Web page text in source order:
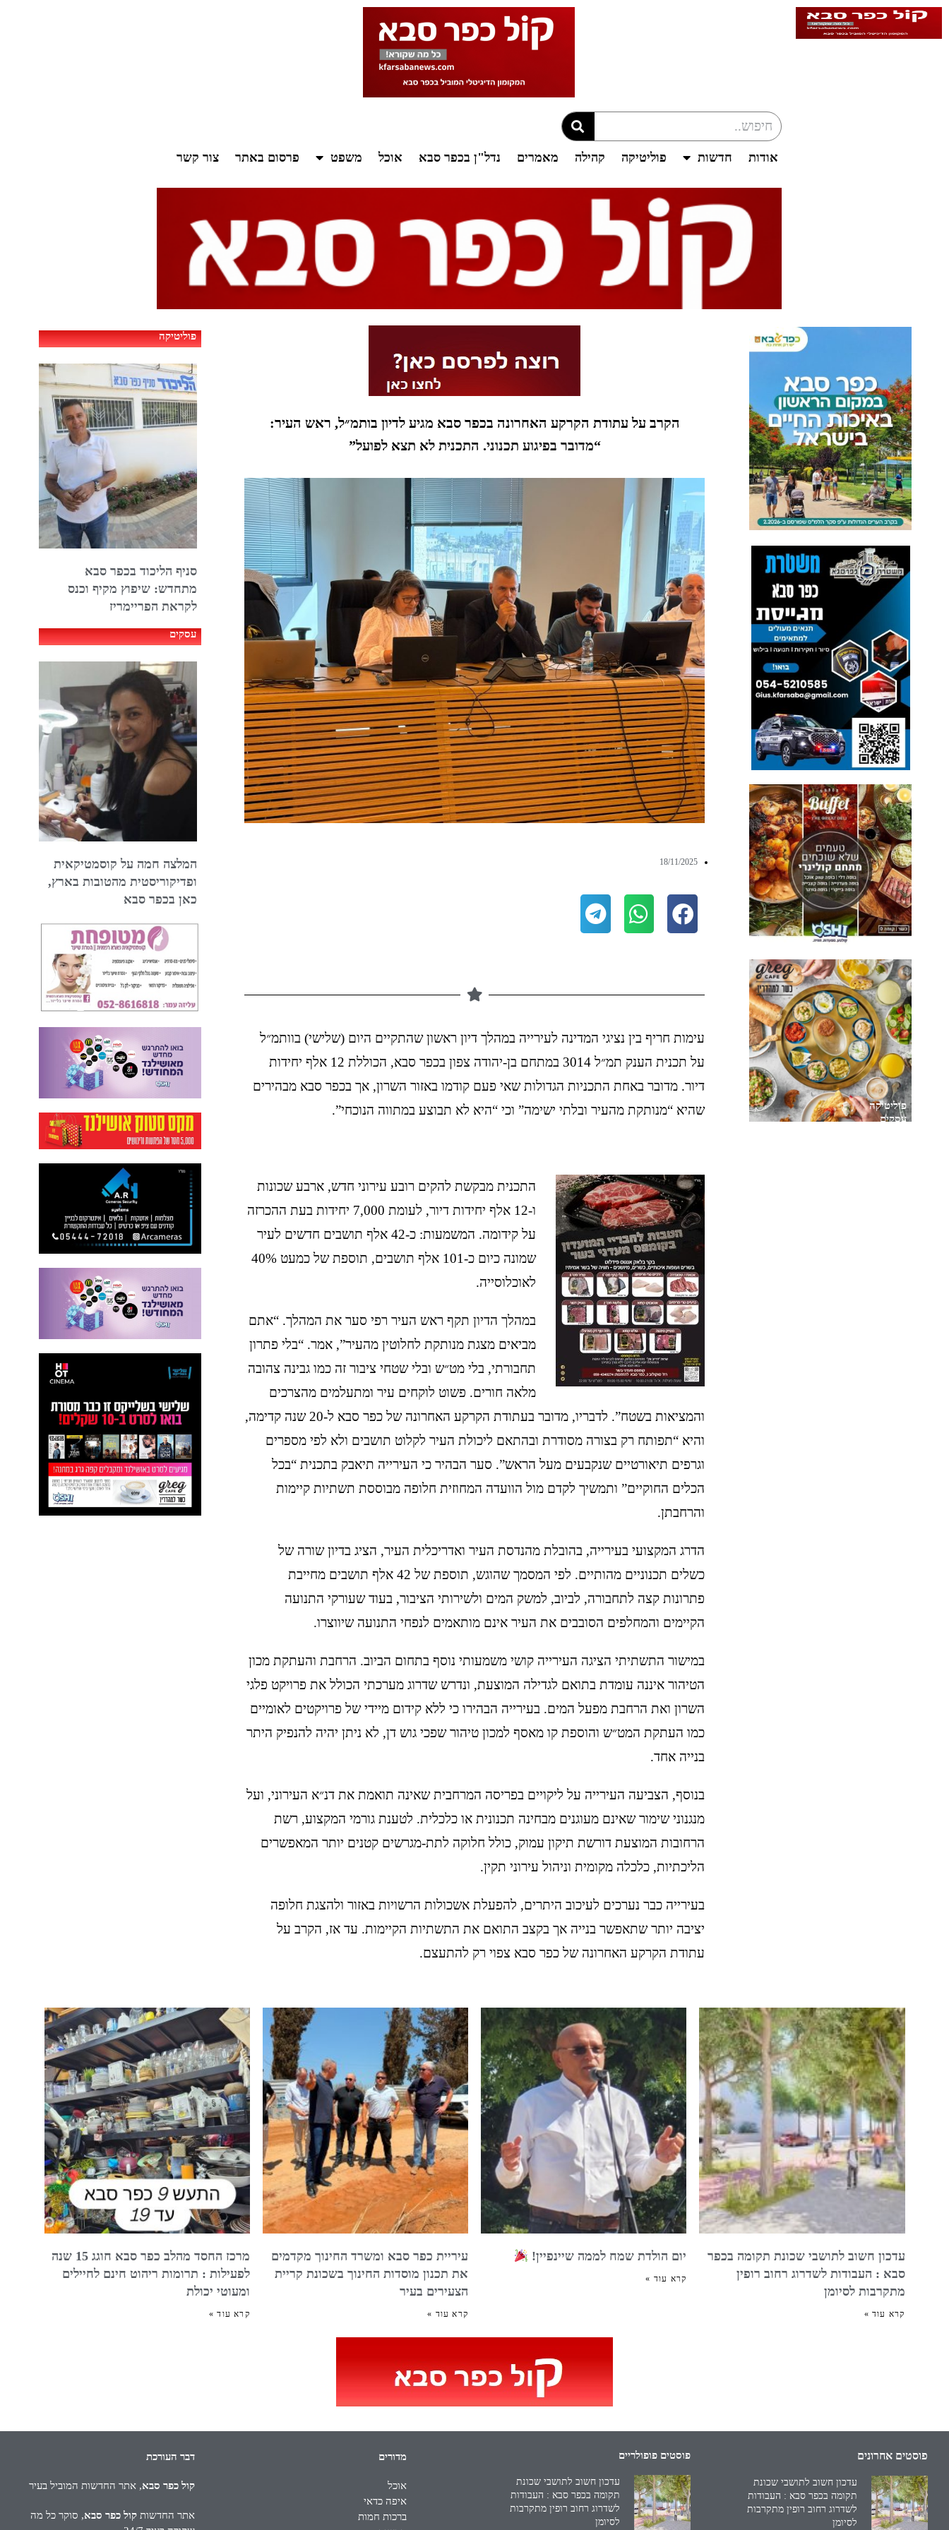
אודות חדשות פוליטיקה קהילה מאמרים נדל"ן בכפר סבא אוכל משפט פרסום באתר צור קשר
פוליטיקה
עסקים
הקרב על עתודת הקרקע האחרונה בכפר סבא מגיע לדיון בותמ״ל, ראש העיר:
“מדובר בפיגוע תכנוני. התכנית לא תצא לפועל”
18/11/2025
עימות חריף בין נציגי המדינה לעירייה במהלך דיון ראשון שהתקיים היום (שלישי) בוותמ״ל
על תכנית הענק תמ״ל 3014 במתחם בן-יהודה צפון בכפר סבא, הכוללת 12 אלף יחידות
דיור. מדובר באחת התכניות הגדולות שאי פעם קודמו באזור השרון, אך בכפר סבא מבהירים
שהיא “מנותקת מהעיר ובלתי ישימה” וכי “היא לא תבוצע במתווה הנוכחי”.
התכנית מבקשת להקים רובע עירוני חדש, ארבע שכונות
ו-12 אלף יחידות דיור, לעומת 7,000 יחידות בעת ההכרזה
על קידומה. המשמעות: כ-42 אלף תושבים חדשים לעיר
שמונה כיום כ-101 אלף תושבים, תוספת של כמעט 40%
לאוכלוסייה.
במהלך הדיון תקף ראש העיר רפי סער את המהלך. “אתם
מביאים מצגת מנותקת לחלוטין מהעיר”, אמר. “בלי פתרון
תחבורתי, בלי מט״ש ובלי שטחי ציבור זה כמו גבינה צהובה
מלאה חורים. פשוט לוקחים עיר ומתעלמים מהצרכים
והמציאות בשטח”. לדבריו, מדובר בעתודת הקרקע האחרונה של כפר סבא ל-20 שנה קדימה,
והיא “תפותח רק בצורה מסודרת ובהתאם ליכולת העיר לקלוט תושבים ולא לפי מספרים
וגרפים תיאורטיים שנקבעים מעל הראש”. סער הבהיר כי העירייה תיאבק בתכנית “בכל
הכלים החוקיים” ותמשיך לקדם מול הוועדה המחוזית חלופה מבוססת תשתיות קיימות
והרחבתן.
הדרג המקצועי בעירייה, בהובלת מהנדסת העיר ואדריכלית העיר, הציג בדיון שורה של
כשלים תכנוניים מהותיים. לפי המסמך שהוגש, תוספת של 42 אלף תושבים מחייבת
פתרונות קצה לתחבורה, לביוב, למשק המים ולשירותי הציבור, בעוד שעורקי התנועה
הקיימים והמחלפים הסובבים את העיר אינם מותאמים לנפחי התנועה שיווצרו.
במישור התשתיתי הציגה העירייה קושי משמעותי נוסף בתחום הביוב. הרחבת והעתקת מכון
הטיהור איננה עומדת בתואם לגדילה המוצעת, ונדרש שדרוג מערכתי הכולל את פרויקט פלגי
השרון ואת הרחבת מפעל המים. בעירייה הבהירו כי ללא קידום מיידי של פרויקטים לאומיים
כמו העתקת המט״ש והוספת קו מאסף למכון טיהור שפכי גוש דן, לא ניתן יהיה להנפיק היתר
בנייה אחד.
בנוסף, הצביעה העירייה על ליקויים בפריסה המרחבית שאינה תואמת את דנ״א העירוני, ועל
מנגנוני שימור שאינם מעוגנים מבחינה תכנונית או כלכלית. לטענת גורמי המקצוע, רשת
הרחובות המוצעת דורשת תיקון עמוק, כולל חלוקה לתת-מגרשים קטנים יותר המאפשרים
הליכתיות, כלכלה מקומית וניהול עירוני תקין.
בעירייה כבר נערכים לעיכוב היתרים, להפעלת אשכולות הרשויות באזור ולהצגת חלופה
יציבה יותר שתאפשר בנייה אך בקצב התואם את התשתיות הקיימות. עד אז, הקרב על
עתודת הקרקע האחרונה של כפר סבא צפוי רק להתעצם.
פוליטיקה
סניף הליכוד בכפר סבא
מתחדש: שיפוץ מקיף וכנס
לקראת הפריימריז
עסקים
המלצה חמה על קוסמטיקאית
ופדיקוריסטית מהטובות בארץ,
כאן בכפר סבא
עדכון חשוב לתושבי שכונת תקומה בכפר
סבא : העבודות לשדרוג רחוב רופין
מתקרבות לסיומן
קרא עוד »
יום הולדת שמח לממה שיינפיין!
קרא עוד »
עיריית כפר סבא ומשרד החינוך מקדמים
את תכנון מוסדות החינוך בשכונת קריית
הצעירים בעיר
קרא עוד »
מרכז החסד מהלב כפר סבא חוגג 15 שנה
לפעילות : תרומות ריהוט חינם לחיילים
ומעוטי יכולת
קרא עוד »
פוסטים אחרונים
עדכון חשוב לתושבי שכונת
תקומה בכפר סבא : העבודות
לשדרוג רחוב רופין מתקרבות
לסיומן
פוסטים פופולריים
עדכון חשוב לתושבי שכונת
תקומה בכפר סבא : העבודות
לשדרוג רחוב רופין מתקרבות
לסיומן
מדורים
אוכל
איפה כדאי
ברכות חמות
דבר העורכת
קול כפר סבא, אתר החדשות המוביל בעיר
אתר החדשות קול כפר סבא, סוקר כל מה